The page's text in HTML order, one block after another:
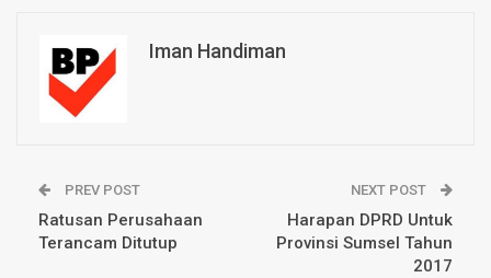
Iman Handiman
PREV POST
Ratusan Perusahaan
Terancam Ditutup
NEXT POST
Harapan DPRD Untuk
Provinsi Sumsel Tahun
2017